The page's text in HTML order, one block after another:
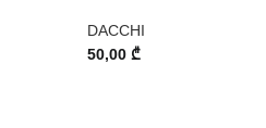
DACCHI
50,00 ₾